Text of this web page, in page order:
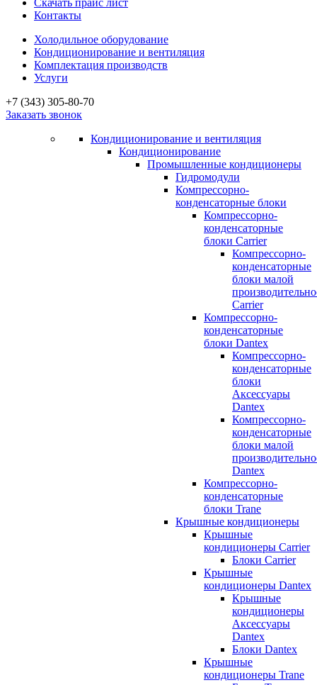
Контакты
Холодильное оборудование
Кондиционирование и вентиляция
Комплектация производств
Услуги
+7 (343) 305-80-70
Заказать звонок
Кондиционирование и вентиляция
Кондиционирование
Промышленные кондиционеры
Гидромодули
Компрессорно-
конденсаторные блоки
Компрессорно-
конденсаторные
блоки Carrier
Компрессорно-
конденсаторные
блоки малой
Carrier
Компрессорно-
конденсаторные
блоки Dantex
Компрессорно-
конденсаторные
блоки
Аксессуары
Dantex
Компрессорно-
конденсаторные
блоки малой
Dantex
Компрессорно-
конденсаторные
блоки Trane
Крышные кондиционеры
Крышные
кондиционеры Carrier
Блоки Carrier
Крышные
кондиционеры Dantex
Крышные
кондиционеры
Аксессуары
Dantex
Блоки Dantex
Крышные
кондиционеры Trane